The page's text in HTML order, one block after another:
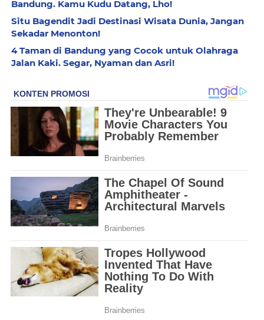
Bandung. Kamu Kudu Datang, Lho!
Situ Bagendit Jadi Destinasi Wisata Dunia, Jangan
Sekadar Menonton!
4 Taman di Bandung yang Cocok untuk Olahraga
Jalan Kaki. Segar, Nyaman dan Asri!